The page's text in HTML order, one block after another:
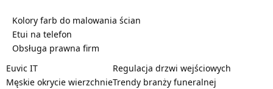
Kolory farb do malowania ścian
Etui na telefon
Obsługa prawna firm
Euvic IT
Męskie okrycie wierzchnie
Regulacja drzwi wejściowych
Trendy branży funeralnej